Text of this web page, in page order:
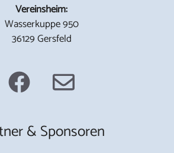
Vereinsheim:
Wasserkuppe 950
36129 Gersfeld
& Sponsoren